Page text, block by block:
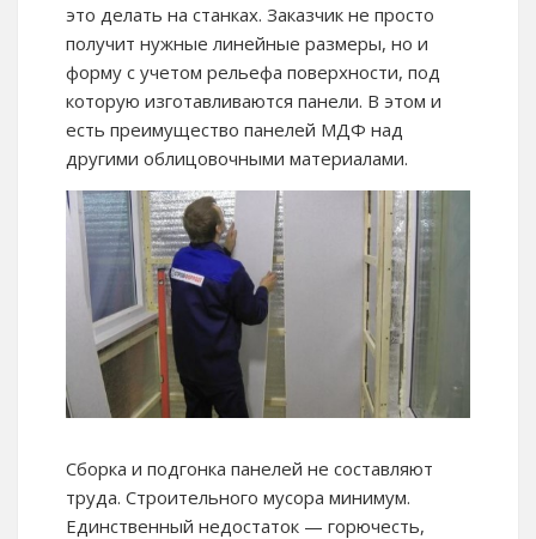
это делать на станках. Заказчик не просто
получит нужные линейные размеры, но и
форму с учетом рельефа поверхности, под
которую изготавливаются панели. В этом и
есть преимущество панелей МДФ над
другими облицовочными материалами.
Сборка и подгонка панелей не составляют
труда. Строительного мусора минимум.
Единственный недостаток — горючесть,